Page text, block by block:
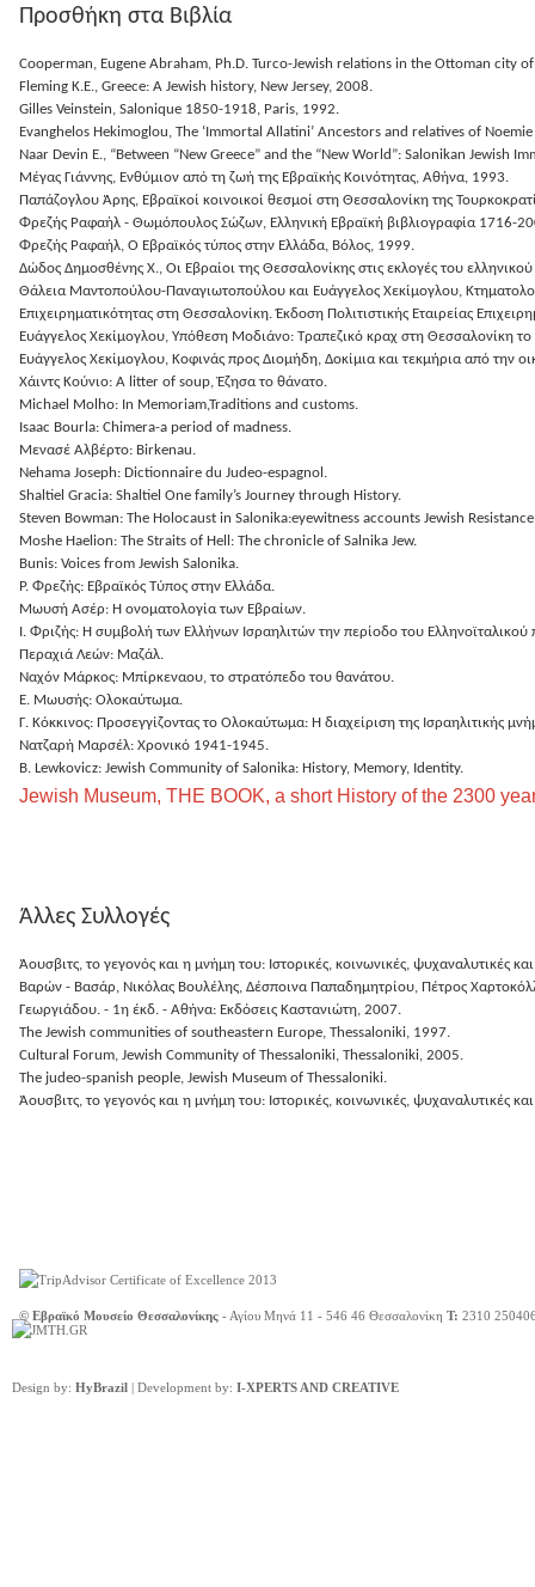
Προσθήκη στα Βιβλία
Cooperman, Eugene Abraham, Ph.D. Turco-Jewish relations in the Ottoman
Fleming K.E., Greece: A Jewish history, New Jersey, 2008.
Gilles Veinstein, Salonique 1850-1918, Paris, 1992.
Evanghelos Hekimoglou, The ‘Immortal Allatini’ Ancestors and relatives of
Naar Devin E., “Between “New Greece” and the “New World”: Salonikan
Μέγας Γιάννης, Ενθύμιον από τη ζωή της Εβραϊκής Κοινότητας, Αθήνα, 1993.
Παπάζογλου Άρης, Εβραϊκοί κοινοικοί θεσμοί στη Θεσσαλονίκη της
Φρεζής Ραφαήλ - Θωμόπουλος Σώζων, Ελληνική Εβραϊκή βιβλιογραφία 1716-
Φρεζής Ραφαήλ, Ο Εβραϊκός τύπος στην Ελλάδα, Βόλος, 1999.
Δώδος Δημοσθένης Χ., Οι Εβραίοι της Θεσσαλονίκης στις εκλογές του
Θάλεια Μαντοπούλου-Παναγιωτοπούλου και Ευάγγελος Χεκίμογλου,
Επιχειρηματικότητας στη Θεσσαλονίκη. Έκδοση Πολιτιστικής Εταιρείας
Ευάγγελος Χεκίμογλου, Υπόθεση Μοδιάνο: Τραπεζικό κραχ στη Θεσσαλονίκη
Ευάγγελος Χεκίμογλου, Κοφινάς προς Διομήδη, Δοκίμια και τεκμήρια από την
Χάιντς Κούνιο: A litter of soup, Ἐζησα το θάνατο.
Michael Molho: In Memoriam,Traditions and customs.
Isaac Bourla: Chimera-a period of madness.
Μενασέ Αλβέρτο: Birkenau.
Nehama Joseph: Dictionnaire du Judeo-espagnol.
Shaltiel Gracia: Shaltiel One family’s Journey through History.
Steven Bowman: The Holocaust in Salonika:eyewitness accounts Jewish
Moshe Haelion: The Straits of Hell: The chronicle of Salnika Jew.
Bunis: Voices from Jewish Salonika.
Ρ. Φρεζής: Εβραϊκός Τύπος στην Ελλάδα.
Μωυσή Ασέρ: Η ονοματολογία των Εβραίων.
Ι. Φριζής: Η συμβολή των Ελλήνων Ισραηλιτών την περίοδο του Ελληνοϊταλικού
Περαχιά Λεών: Μαζάλ.
Ναχόν Μάρκος: Μπίρκεναου, το στρατόπεδο του θανάτου.
Ε. Μωυσής: Ολοκαύτωμα.
Γ. Κόκκινος: Προσεγγίζοντας το Ολοκαύτωμα: Η διαχείριση της Ισραηλιτικής
Νατζαρή Μαρσέλ: Χρονικό 1941-1945.
B. Lewkovicz: Jewish Community of Salonika: History, Memory, Identity.
Jewish Museum, ΤΗΕ ΒΟΟΚ, a short History of the 2300
Άλλες Συλλογές
Άουσβιτς, το γεγονός και η μνήμη του: Ιστορικές, κοινωνικές, ψυχαναλυτικές
Βαρών - Βασάρ, Νικόλας Βουλέλης, Δέσποινα Παπαδημητρίου, Πέτρος
Γεωργιάδου. - 1η έκδ. - Αθήνα: Εκδόσεις Καστανιώτη, 2007.
The Jewish communities of southeastern Europe, Thessaloniki, 1997.
Cultural Forum, Jewish Community of Thessaloniki, Thessaloniki, 2005.
The judeo-spanish people, Jewish Museum of Thessaloniki.
Άουσβιτς, το γεγονός και η μνήμη του: Ιστορικές, κοινωνικές, ψυχαναλυτικές
© Εβραϊκό Μουσείο Θεσσαλονίκης - Αγίου Μηνά 11 - 546 46 Θεσσαλονίκη Τ: 2310
Design by: HyBrazil | Development by: I-XPERTS AND CREATIVE